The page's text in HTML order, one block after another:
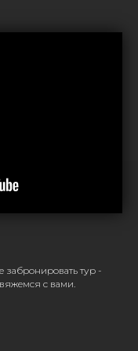
забронировать тур -
с вами.